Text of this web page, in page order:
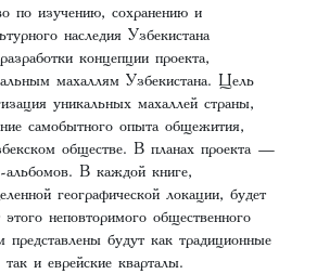
по изучению, сохранению и
наследия Узбекистана
концепции проекта,
махаллям Узбекистана. Цель
уникальных махаллей страны,
самобытного опыта общежития,
обществе. В планах проекта —
альбомов. В каждой книге,
географической локации, будет
этого неповторимого общественного
представлены будут как традиционные
и еврейские кварталы.